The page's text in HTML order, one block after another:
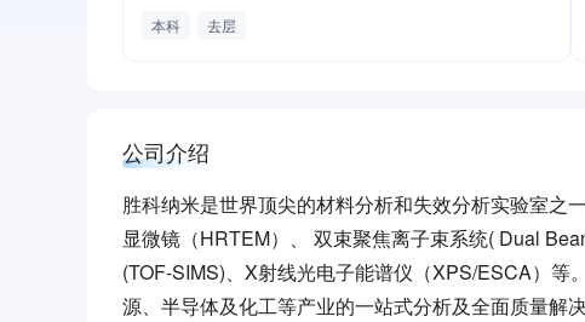
本科 去层
公司介绍
胜科纳米是世界顶尖的材料分析和失效分析实验室之
显微镜（HRTEM）、 双束聚焦离子束系统( Dual
(TOF-SIMS)、X射线光电子能谱仪（XPS/ESCA）
源、半导体及化工等产业的一站式分析及全面质量解